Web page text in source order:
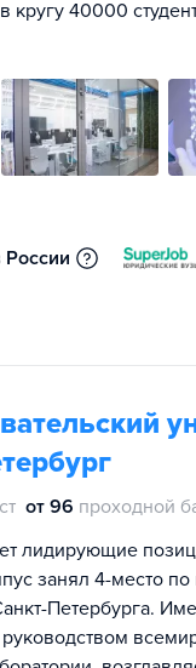
кругу 40000
России
от 96 проходной
лидирующие
занял 4-место
Петербурга.